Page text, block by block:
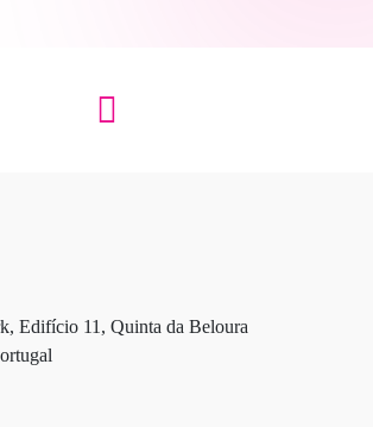
Edifício 11, Quinta da Beloura